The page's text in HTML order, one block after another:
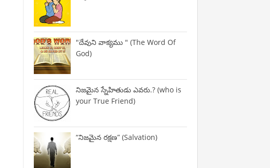
"దేవుని వాక్యము " (The Word Of
God)
నిజమైన స్నేహితుడు ఎవరు.? (who is
your True Friend)
“నిజమైన రక్షణ” (Salvation)